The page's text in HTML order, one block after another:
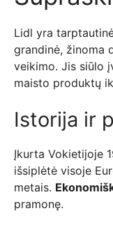
Lidl yra
grandinė, žinoma
veikimo. Jis siūlo
maisto produktų
Istorija ir
Įkurta Vokietijoje
išsiplėtė visoje
metais.
pramonę.